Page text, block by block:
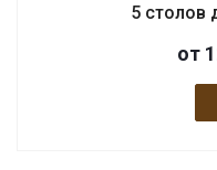
5 столов
от